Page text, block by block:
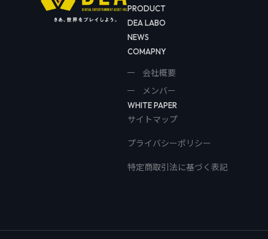
PRODUCT
DEA LABO
NEWS
COMAPNY
会社概要
メンバー
WHITE PAPER
サイトマップ
プライバシーポリシー
特定商取引法に基づく表記